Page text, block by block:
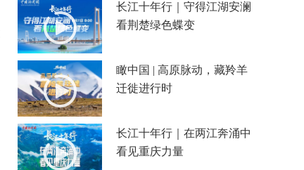
长江十年行｜守得江湖安澜
看荆楚绿色蝶变
瞰中国 | 高原脉动，藏羚羊
迁徙进行时
长江十年行｜在两江奔涌中
看见重庆力量